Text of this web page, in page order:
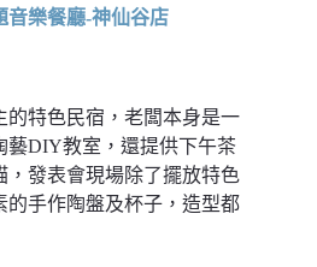
音樂餐廳-神仙谷店
特色民宿，老闆本身是一
藝DIY教室，還提供下午茶
，發表會現場除了擺放特色
手作陶盤及杯子，造型都